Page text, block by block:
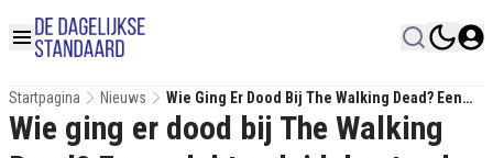
Startpagina Nieuws
Wie Ging Er Dood Bij The Walking Dead? Een
Gelekt Geluidsbestand Onthult Kennelijk Wie
Het Is...
Wie ging er dood bij The Walking